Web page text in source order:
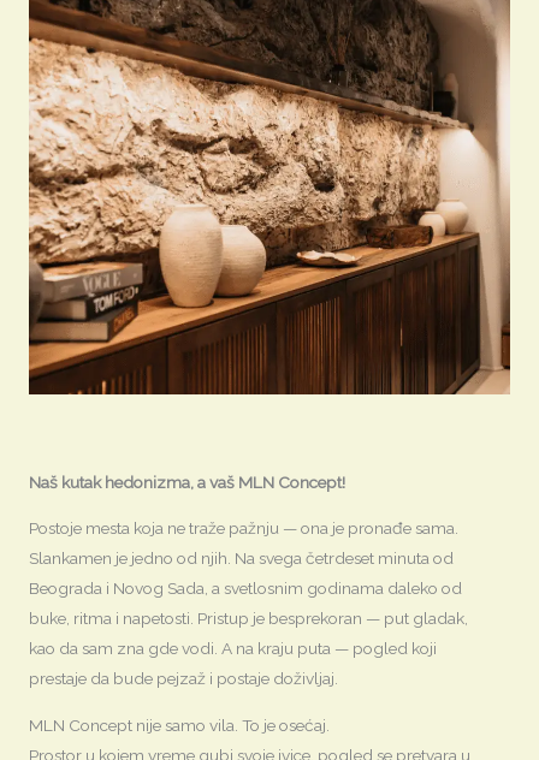
Naš kutak hedonizma, a vaš MLN Concept!
Postoje mesta koja ne traže pažnju — ona je pronađe sama.
Slankamen je jedno od njih. Na svega četrdeset minuta od
Beograda i Novog Sada, a svetlosnim godinama daleko od
buke, ritma i napetosti. Pristup je besprekoran — put gladak,
kao da sam zna gde vodi. A na kraju puta — pogled koji
prestaje da bude pejzaž i postaje doživljaj.
MLN Concept nije samo vila. To je osećaj.
Prostor u kojem vreme gubi svoje ivice, pogled se pretvara u